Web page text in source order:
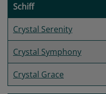
Schiff
Crystal Serenity
Crystal Symphony
Crystal Grace